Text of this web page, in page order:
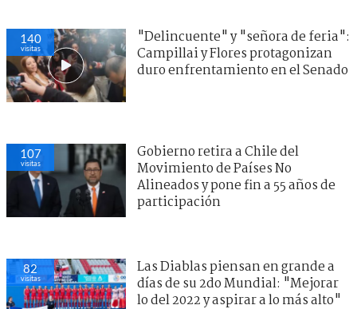
140
visitas
"Delincuente" y "señora de feria":
Campillai y Flores protagonizan
duro enfrentamiento en el Senado
107
visitas
Gobierno retira a Chile del
Movimiento de Países No
Alineados y pone fin a 55 años de
participación
82
visitas
Las Diablas piensan en grande a
días de su 2do Mundial: "Mejorar
lo del 2022 y aspirar a lo más alto"